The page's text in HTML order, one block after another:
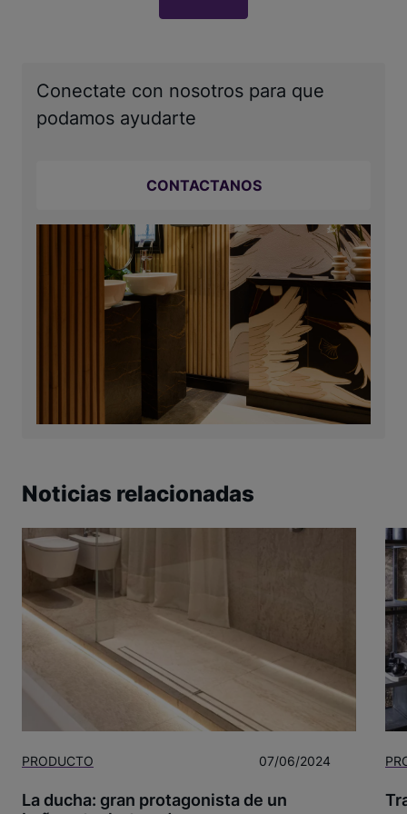
Conectate con nosotros para que
podamos ayudarte
CONTACTANOS
Noticias relacionadas
PRODUCTO 07/06/2024
La ducha: gran protagonista de un